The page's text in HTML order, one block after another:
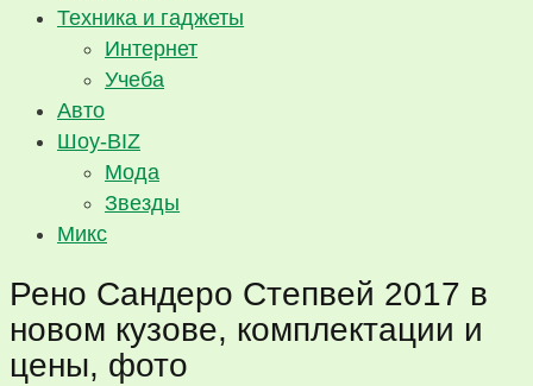
Техника и гаджеты
Интернет
Учеба
Авто
Шоу-BIZ
Мода
Звезды
Микс
Рено Сандеро Степвей 2017 в
новом кузове, комплектации и
цены, фото